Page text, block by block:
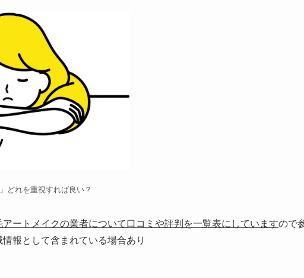
どれを重視すれば良い？
アートメイクの業者について口コミや評判を一覧表にしていますので
報として含まれている場合あり